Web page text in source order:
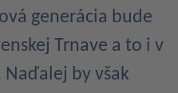
generácia bude
Trnave a to i v
by však